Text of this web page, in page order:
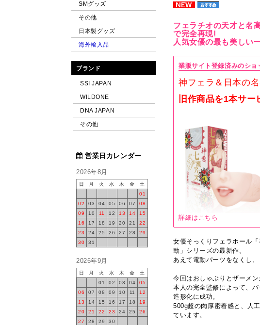
SMグッズ
その他
日本製グッズ
海外輸入品
ブランド
SSI JAPAN
WILDONE
DNA JAPAN
その他
営業日カレンダー
2026年8月
日 月 火 水 木 金
土
01
02
03 04 05 06 07
08
09
10 11 12 13 14
15
16
17 18 19 20 21
22
23
24 25 26 27 28
29
30
31
2026年9月
日 月 火 水 木 金
土
01
02 03 04
05
06
07 08 09 10 11
12
13
14 15 16 17 18
19
20
21 22 23 24 25
26
27
28 29 30
フェラチオの天才と名
で完全再現!
人気女優の最も美しい
業販サイト登録済みのショ
神フェラ＆日本の
旧作商品を1本サー
詳細はこちら
女優そっくりフェラホール
動」シリーズの最新作。
あえて電動パーツをなくし
今回はおしゃぶりとザーメ
本人の完全監修によって、
造形化に成功。
500g超の肉厚密着感と、人
ています。